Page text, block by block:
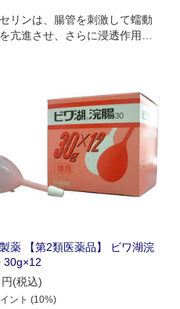
リンは、腸管を刺激して蠕動
亢進させ、さらに浸透作用に
薬 【第2類医薬品】 ビワ湖浣
30g×12
円(税込)
ント (10%)